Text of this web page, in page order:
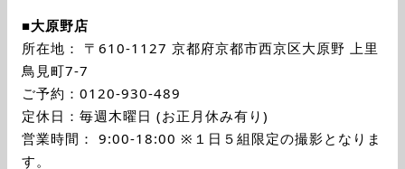
■大原野店
所在地： 〒610-1127 京都府京都市西京区大原野 上里
鳥見町7-7
ご予約：0120-930-489
定休日：毎週木曜日 (お正月休み有り)
営業時間： 9:00-18:00 ※１日５組限定の撮影となりま
す。